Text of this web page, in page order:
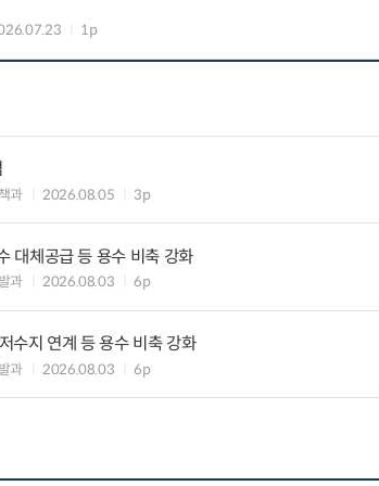
1p
과 2026.08.05 3p
대체공급 등 용수 비축 강화
과 2026.08.03 6p
수지 연계 등 용수 비축 강화
과 2026.08.03 6p